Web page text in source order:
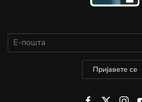
Пријавете се